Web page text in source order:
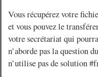
Vous récupérez votre
et vous pouvez le
votre secrétariat qui
n’aborde pas la question
n’utilise pas de solution